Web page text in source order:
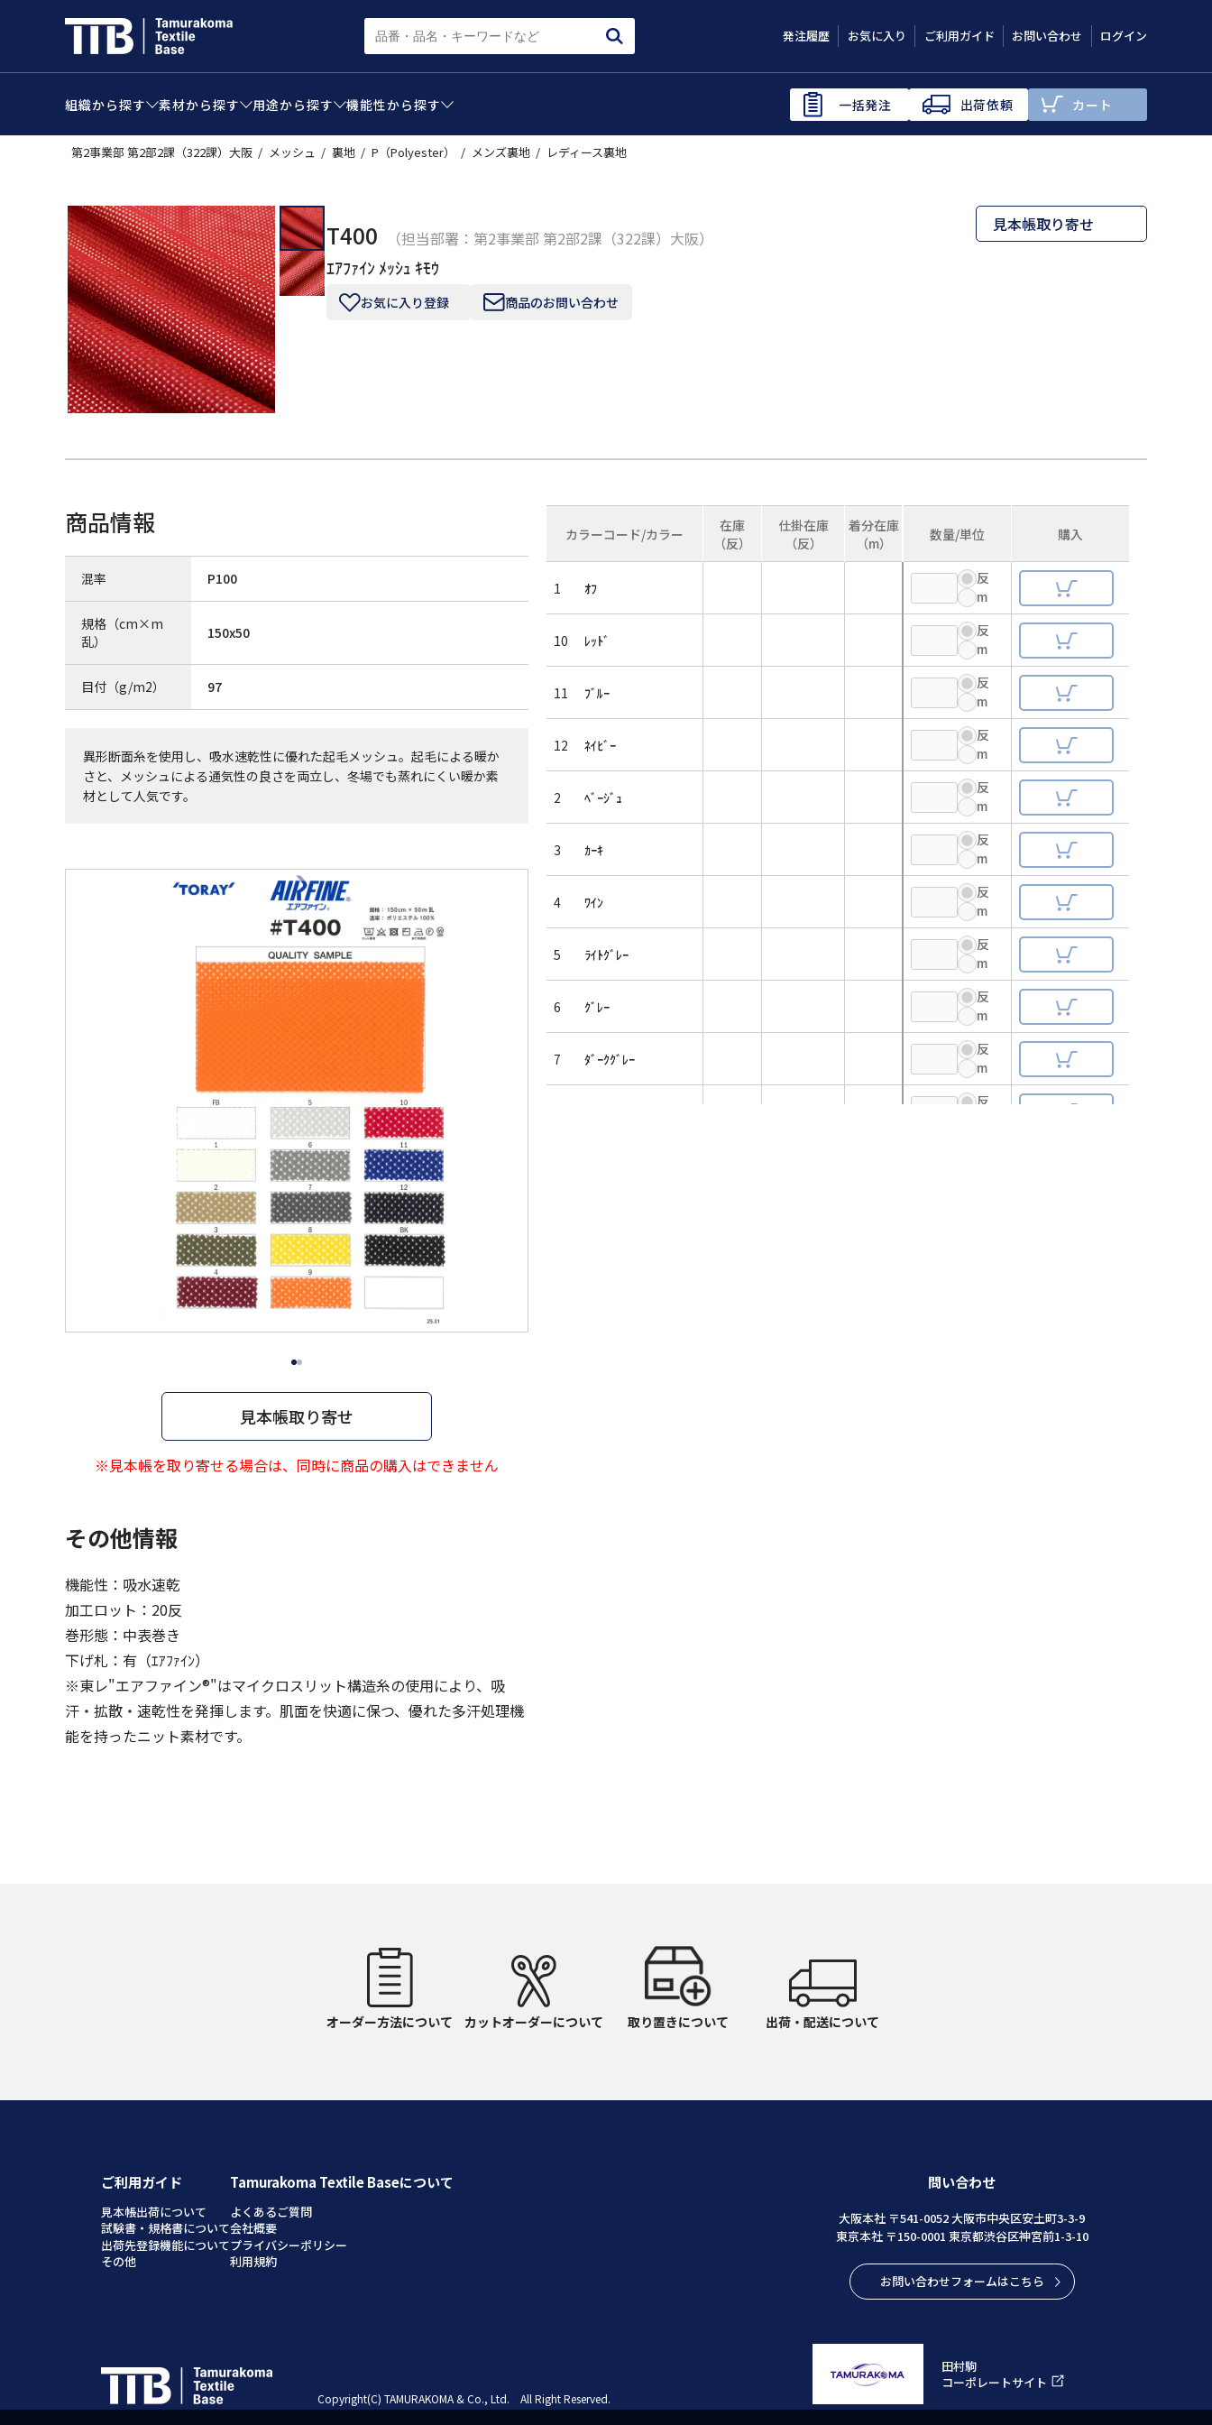
発注履歴 お気に入り ご利用ガイド お問い合わせ ログイン
組織から探す 素材から探す 用途から探す 機能性から探す 一括発注 出荷依頼 カート
第2事業部 第2部2課（322課）大阪 メッシュ 裏地 P（Polyester） メンズ裏地 レディース裏地
T400 （担当部署：第2事業部 第2部2課（322課）大阪）
ｴｱﾌｧｲﾝ ﾒｯｼｭ ｷﾓｳ
お気に入り登録 商品のお問い合わせ
見本帳取り寄せ
商品情報
混率 P100
規格（cm×m
乱）
150x50
目付（g/m2） 97
異形断面糸を使用し、吸水速乾性に優れた起毛メッシュ。起毛による暖か
さと、メッシュによる通気性の良さを両立し、冬場でも蒸れにくい暖か素
材として人気です。
見本帳取り寄せ
※見本帳を取り寄せる場合は、同時に商品の購入はできません
その他情報
機能性：吸水速乾
加工ロット：20反
巻形態：中表巻き
下げ札：有（ｴｱﾌｧｲﾝ）
※東レ"エアファイン®"はマイクロスリット構造糸の使用により、吸
汗・拡散・速乾性を発揮します。肌面を快適に保つ、優れた多汗処理機
能を持ったニット素材です。
カラーコード/カラー
在庫
（反）
仕掛在庫
（反）
着分在庫
（m）
数量/単位 購入
1 ｵﾌ
反
m
10 ﾚｯﾄﾞ
反
m
11 ﾌﾞﾙｰ
反
m
12 ﾈｲﾋﾞｰ
反
m
2 ﾍﾞｰｼﾞｭ
反
m
3 ｶｰｷ
反
m
4 ﾜｲﾝ
反
m
5 ﾗｲﾄｸﾞﾚｰ
反
m
6 ｸﾞﾚｰ
反
m
7 ﾀﾞｰｸｸﾞﾚｰ
反
m
反
オーダー方法について カットオーダーについて 取り置きについて 出荷・配送について
ご利用ガイド
見本帳出荷について
試験書・規格書について
出荷先登録機能について
その他
Tamurakoma Textile Baseについて
よくあるご質問
会社概要
プライバシーポリシー
利用規約
Copyright(C) TAMURAKOMA & Co., Ltd. All Right Reserved.
問い合わせ
大阪本社 〒541-0052 大阪市中央区安土町3-3-9
東京本社 〒150-0001 東京都渋谷区神宮前1-3-10
お問い合わせフォームはこちら
田村駒
コーポレートサイト